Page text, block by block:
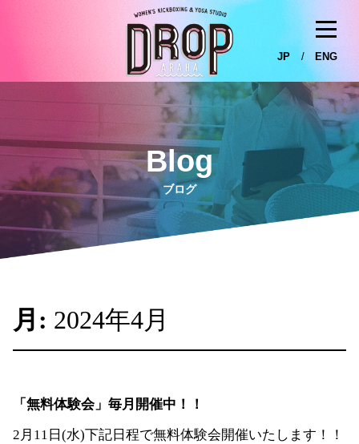
Blog
ブログ
月: 2024年4月
「無料体験会」毎月開催中！！
2月11日(水)下記日程で無料体験会開催いたします！！
JP / ENG